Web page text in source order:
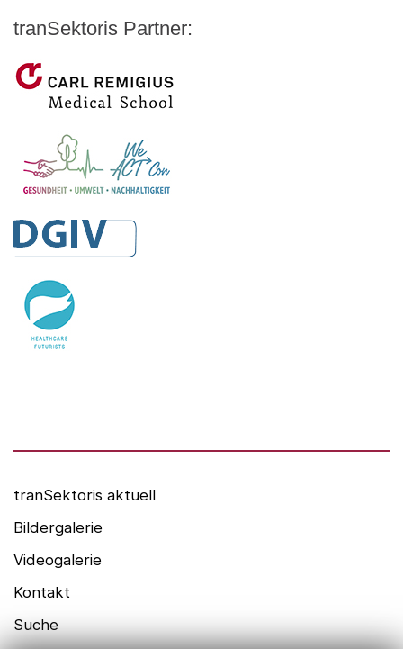
Logo - Medicalvalley
tranSektoris Partner:
Carl Remigius Medical School
WeACT Con
DGIV
HealthCare Futurists
tranSektoris aktuell
Bildergalerie
Videogalerie
Kontakt
Suche